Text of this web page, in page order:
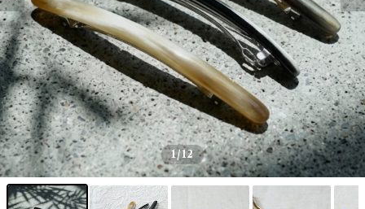
1/12